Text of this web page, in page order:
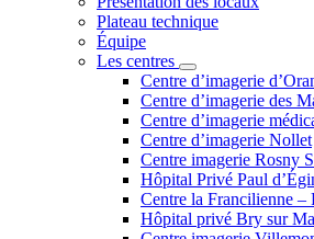
Plateau technique
Équipe
Les centres
Centre d’imagerie
Centre d’imagerie des
Centre d’imagerie
Centre d’imagerie Nollet
Centre imagerie Rosny
Hôpital Privé Paul
Centre la Francilienne –
Hôpital privé Bry sur